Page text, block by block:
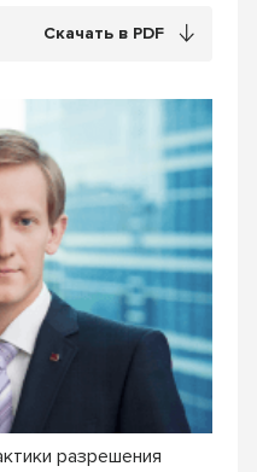
Скачать в PDF
разрешения